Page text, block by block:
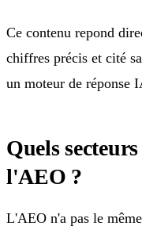
Ce contenu repond
chiffres précis et cité
un moteur de réponse
Quels
l'AEO ?
L'AEO n'a pas le